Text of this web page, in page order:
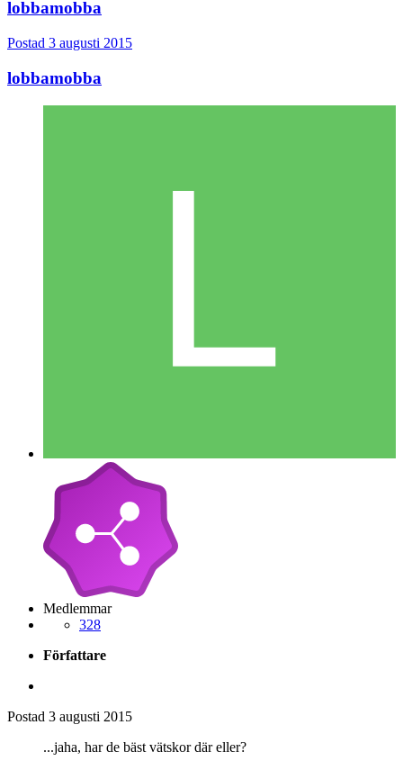
lobbamobba
Postad 3 augusti 2015
lobbamobba
Medlemmar
328
Författare
Postad 3 augusti 2015
...jaha, har de bäst vätskor där eller?